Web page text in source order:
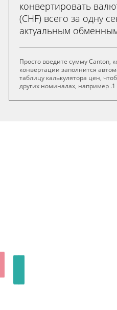
конвертировать
(CHF) всего за одну
актуальным
Просто введите сумму Canton,
конвертации заполнится
таблицу калькулятора цен,
других номиналах, например .1